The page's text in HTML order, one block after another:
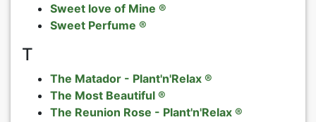
Sweet love of Mine ®
Sweet Perfume ®
T
The Matador - Plant'n'Relax ®
The Most Beautiful ®
The Reunion Rose - Plant'n'Relax ®